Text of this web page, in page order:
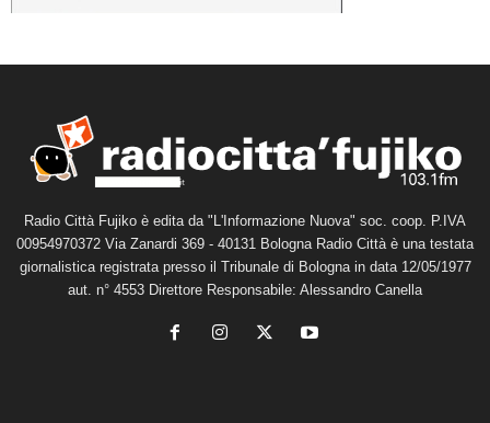
Radio Città Fujiko è edita da "L'Informazione Nuova" soc. coop. P.IVA
00954970372 Via Zanardi 369 - 40131 Bologna Radio Città è una testata
giornalistica registrata presso il Tribunale di Bologna in data 12/05/1977
aut. n° 4553 Direttore Responsabile: Alessandro Canella